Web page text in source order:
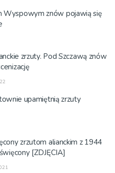
Wyspowym znów pojawią się
zrzuty. Pod Szczawą znów
upamiętnią zrzuty
zrzutom alianckim z 1944
[ZDJĘCIA]